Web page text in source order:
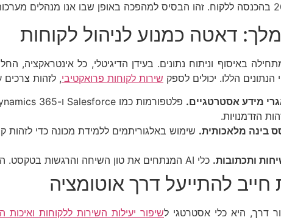
דאטה כמנוע לניהול לקוחות
באיסוף וניתוח נתונים. בעידן הדיגיטלי, כל אינטראקציה,
הללו. יכולים לספק שירות לקוחות פרואקטיבי, לזהות צרכים
מידע אסטרטגיים.
הזדמנויות.
בינה מלאכותית. שימוש באלגוריתמים ללמידת מכונה כדי
ותכתובות. כלי AI המנתחים את טון השיחה והרגשות בטקסט. הם מסייעים לזהות לקוחות מתוסכלים או שבעי רצון ולפעול בהתאם.
חייב להתייעל דרך אוטומציה
דרך, היא כלי אסטרטגי לשיפור יעילות השירות ללקוחות ואיכות